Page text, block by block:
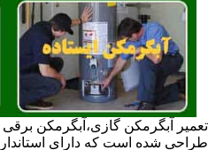
تعمیر آبگرمکن گازی،آبگرمکن برقی